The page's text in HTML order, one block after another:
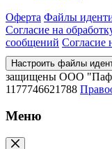
Оферта Файлы
Согласие на
сообщений Согласие
Настроить файлы
защищены ООО
1177746621788
Меню